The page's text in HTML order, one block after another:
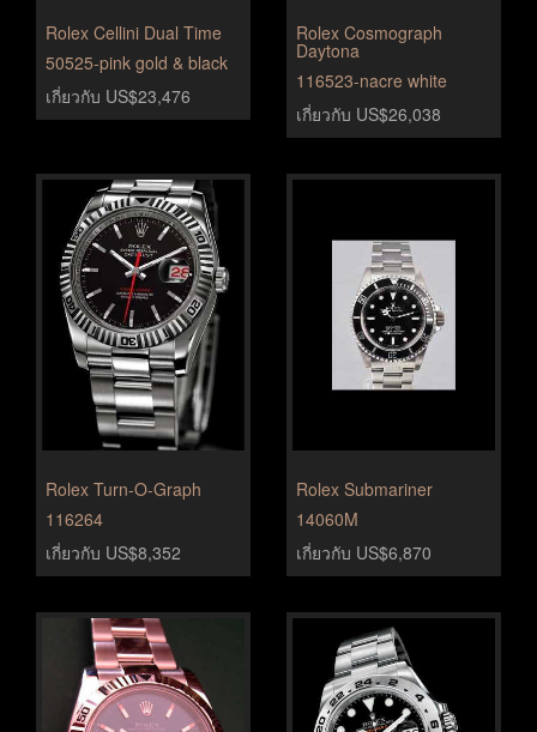
Rolex Cellini Dual Time
50525-pink gold & black
เกี่ยวกับ US$23,476
Rolex Cosmograph
Daytona
116523-nacre white
เกี่ยวกับ US$26,038
Rolex Turn-O-Graph
116264
เกี่ยวกับ US$8,352
Rolex Submariner
14060M
เกี่ยวกับ US$6,870